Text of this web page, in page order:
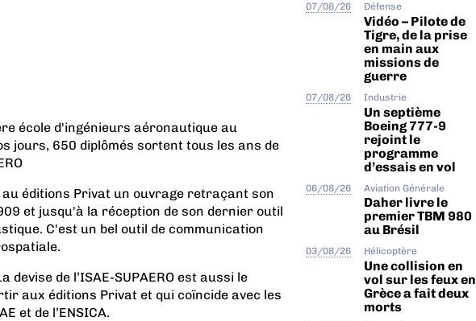
école d'ingénieurs aéronautique au
jours, 650 diplômés sortent tous les ans de
au éditions Privat un ouvrage retraçant son
et jusqu'à la réception de son dernier outil
C'est un bel outil de communication
devise de l’ISAE-SUPAEROest aussi le
aux éditions Privat et qui coïncide avec les
et de l’ENSICA.
07/08/26 Défense
Vidéo – Pilote de
Tigre, de la prise
en main aux
missions de
guerre
07/08/26 Industrie
Un septième
Boeing 777-9
rejoint le
programme
d’essais en vol
06/08/26 Aviation Générale
Daher livre le
premier TBM 980
au Brésil
03/08/26 Hélicoptère
Une collision en
vol sur les feux en
Grèce a fait deux
morts